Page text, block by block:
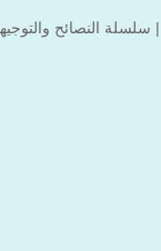
سلسلة النصائح